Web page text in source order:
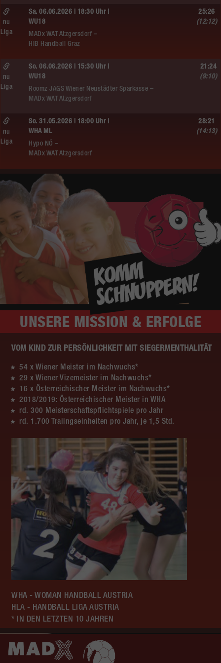
Sa. 06.06.2026 | 18:30 Uhr |
WU18
MADx WAT Atzgersdorf –
HIB Handball Graz
nu
Liga
25:26
(12:12)
So. 06.06.2026 | 15:30 Uhr |
WU18
Roomz JAGS Wiener Neustädter Sparkasse –
MADx WAT Atzgersdorf
nu
Liga
21:24
(9:10)
So. 31.05.2026 | 18:00 Uhr |
WHA ML
Hypo NÖ –
MADx WAT Atzgersdorf
nu
Liga
28:21
(14:13)
UNSERE MISSION & ERFOLGE
VOM KIND ZUR PERSÖNLICHKEIT MIT SIEGERMENTHALITÄT
54 x Wiener Meister im Nachwuchs*
29 x Wiener Vizemeister im Nachwuchs*
16 x Österreichischer Meister im Nachwuchs*
2018/2019: Österreichischer Meister in WHA
rd. 300 Meisterschaftspflichtspiele pro Jahr
rd. 1.700 Traiingseinheiten pro Jahr, je 1,5 Std.
WHA - WOMAN HANDBALL AUSTRIA
HLA - HANDBALL LIGA AUSTRIA
* IN DEN LETZTEN 10 JAHREN